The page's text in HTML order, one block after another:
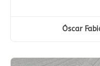
Óscar